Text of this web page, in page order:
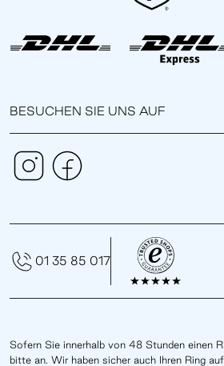
BESUCHEN SIE UNS AUF
Sofern Sie innerhalb von 48 Stunden einen
bitte an. Wir haben sicher auch Ihren Ring
01 35 85 017